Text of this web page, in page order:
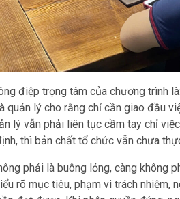
điệp trọng tâm của chương trình là:
quản lý cho rằng chỉ cần giao đầu
lý vẫn phải liên tục cầm tay chỉ
thì bản chất tổ chức vẫn chưa
phải là buông lỏng, càng không
rõ mục tiêu, phạm vi trách